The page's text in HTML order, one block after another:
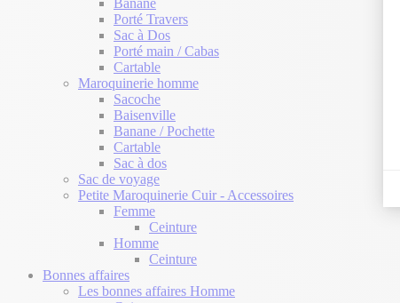
Porté Travers
Sac à Dos
Porté main / Cabas
Cartable
Maroquinerie homme
Sacoche
Baisenville
Banane / Pochette
Cartable
Sac à dos
Sac de voyage
Petite Maroquinerie Cuir - Accessoires
Femme
Ceinture
Homme
Ceinture
Bonnes affaires
Les bonnes affaires Homme